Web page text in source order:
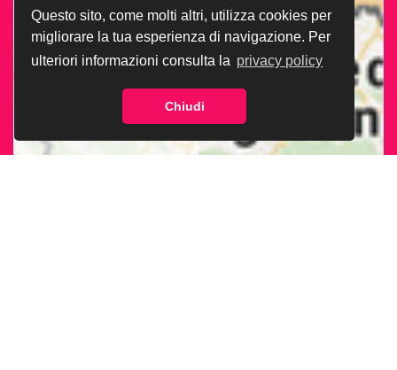
Questo sito, come molti altri, utilizza cookies per
migliorare la tua esperienza di navigazione. Per
ulteriori informazioni consulta la privacy policy
Chiudi